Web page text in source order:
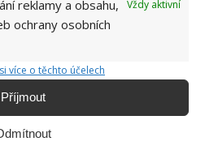
reklamy a obsahu,
ochrany osobních
Vždy aktivní
více o těchto účelech
Příjmout